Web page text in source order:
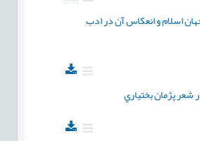
اسلام و انعكاس آن در ادب
پژمان‌ بختياري‌